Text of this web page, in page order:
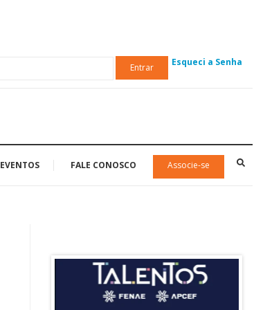
Entrar Esqueci a Senha
EVENTOS FALE CONOSCO Associe-se